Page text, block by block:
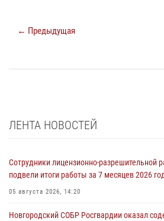
← Предыдущая
ЛЕНТА НОВОСТЕЙ
Сотрудники лицензионно-разрешительной
подвели итоги работы за 7 месяцев 2026
05 августа 2026, 14:20
Новгородский СОБР Росгвардии оказал